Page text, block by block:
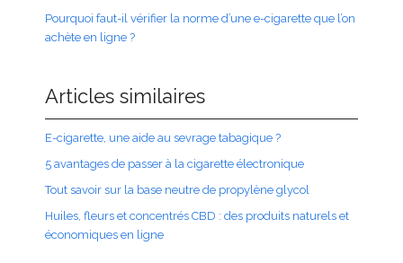
Pourquoi faut-il vérifier la norme d’une e-cigarette que l’on
achète en ligne ?
Articles similaires
E-cigarette, une aide au sevrage tabagique ?
5 avantages de passer à la cigarette électronique
Tout savoir sur la base neutre de propylène glycol
Huiles, fleurs et concentrés CBD : des produits naturels et
économiques en ligne